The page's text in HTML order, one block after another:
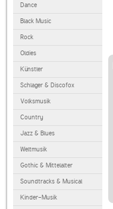
Dance
Black Music
Rock
Oldies
Künstler
Schlager & Discofox
Volksmusik
Country
Jazz & Blues
Weltmusik
Gothic & Mittelalter
Soundtracks & Musical
Kinder-Musik